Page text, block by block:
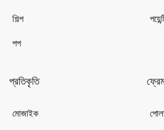
শিল্প
পপ
প্রতিকৃতি
মোজাইক